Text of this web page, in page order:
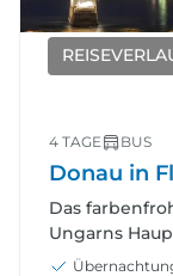
4 TAGE BUS
Donau in
Das
Ungarns